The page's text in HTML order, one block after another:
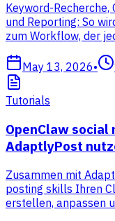
Keyword-Recherche,
und Reporting: So
zum Workflow, der
May 13, 2026•
Tutorials
OpenClaw
AdaptlyPost
Zusammen mit
posting skills Ihren
erstellen, anpassen